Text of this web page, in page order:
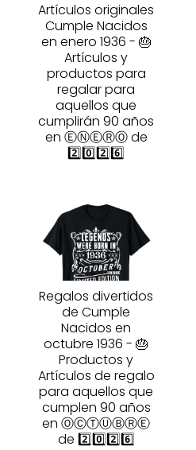
Artículos originales
Cumple Nacidos
en enero 1936 - 🎂
Artículos y
productos para
regalar para
aquellos que
cumplirán 90 años
en ⒺⓃⒺⓇⓄ de
2️⃣0️⃣2️⃣6️⃣
Regalos divertidos
de Cumple
Nacidos en
octubre 1936 - 🎂
Productos y
Artículos de regalo
para aquellos que
cumplen 90 años
en ⓄⒸⓉⓊⒷⓇⒺ
de 2️⃣0️⃣2️⃣6️⃣